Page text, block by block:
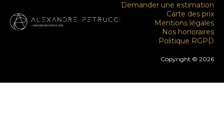
Demander une estimation
Carte des prix
Mentions légales
Nos honoraires
Politique RGPD
Copyright © 2026